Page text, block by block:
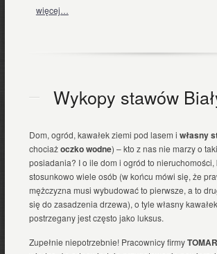
więcej…
Wykopy stawów
Dom, ogród, kawałek ziemi pod lasem i własny
chociażoczko wodne) – kto z nas nie marzy o
posiadania? I o ile dom i ogród to nieruchomości,
stosunkowo wiele osób (w końcu mówi się, że
mężczyzna musi wybudować to pierwsze, a to
się do zasadzenia drzewa), o tyle własny
postrzegany jest często jako luksus.
Zupełnie niepotrzebnie! Pracownicy firmy